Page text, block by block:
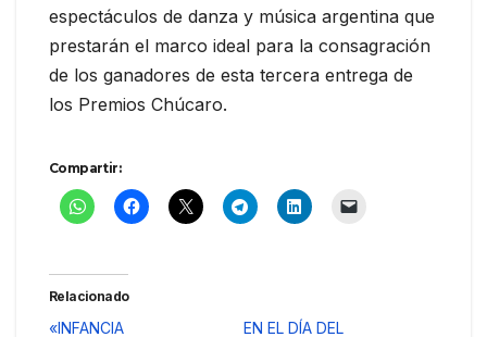
espectáculos de danza y música argentina que
prestarán el marco ideal para la consagración
de los ganadores de esta tercera entrega de
los Premios Chúcaro.
Compartir:
Relacionado
«INFANCIA
EN EL DÍA DEL